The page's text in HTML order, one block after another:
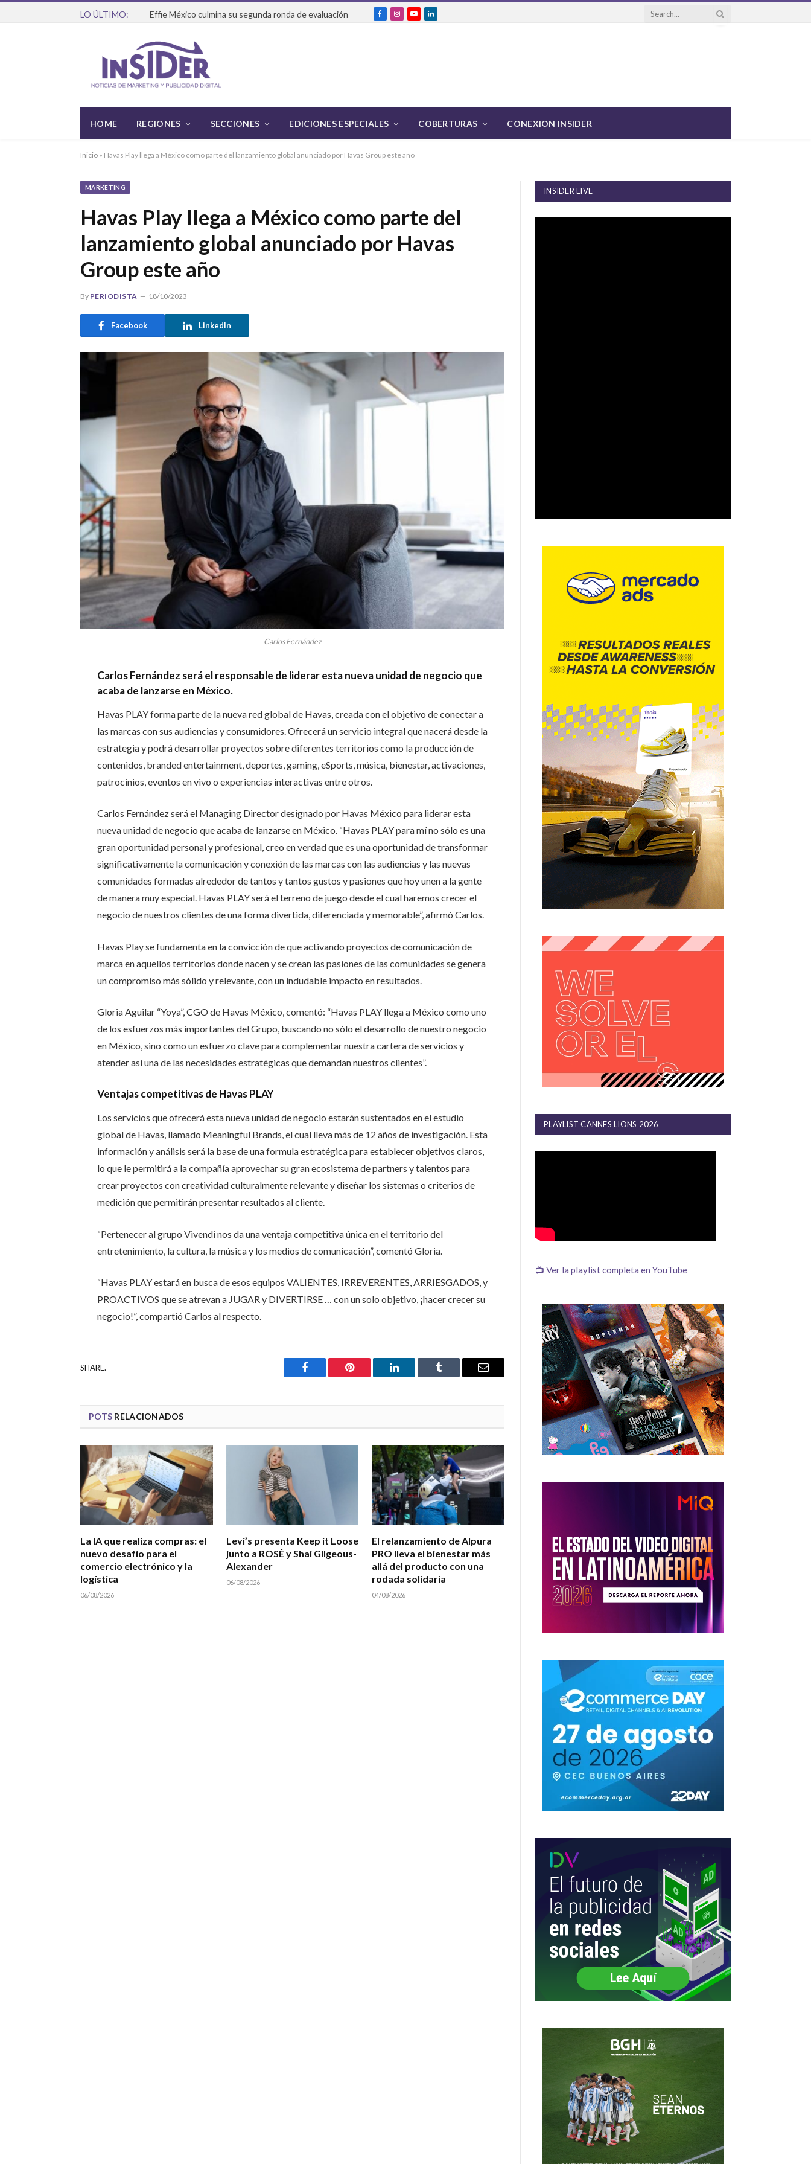
LO ÚLTIMO: Effie México culmina su segunda ronda de evaluación
FacebookInstagram
YouTubeLinkedIn
HOME REGIONES SECCIONES EDICIONES ESPECIALES COBERTURAS CONEXION INSIDER
Inicio » Havas Play llega a México como parte del lanzamiento global anunciado por Havas Group este año
MARKETING
Havas Play llega a México como parte del
lanzamiento global anunciado por Havas
Group este año
By PERIODISTA 18/10/2023
Facebook LinkedIn
Carlos Fernández
Carlos Fernández será el responsable de liderar esta nueva unidad de negocio que
acaba de lanzarse en México.
Havas PLAY forma parte de la nueva red global de Havas, creada con el objetivo de conectar a
las marcas con sus audiencias y consumidores. Ofrecerá un servicio integral que nacerá desde la
estrategia y podrá desarrollar proyectos sobre diferentes territorios como la producción de
contenidos, branded entertainment, deportes, gaming, eSports, música, bienestar, activaciones,
patrocinios, eventos en vivo o experiencias interactivas entre otros.
Carlos Fernández será el Managing Director designado por Havas México para liderar esta
nueva unidad de negocio que acaba de lanzarse en México. “Havas PLAY para mí no sólo es una
gran oportunidad personal y profesional, creo en verdad que es una oportunidad de transformar
significativamente la comunicación y conexión de las marcas con las audiencias y las nuevas
comunidades formadas alrededor de tantos y tantos gustos y pasiones que hoy unen a la gente
de manera muy especial. Havas PLAY será el terreno de juego desde el cual haremos crecer el
negocio de nuestros clientes de una forma divertida, diferenciada y memorable”, afirmó Carlos.
Havas Play se fundamenta en la convicción de que activando proyectos de comunicación de
marca en aquellos territorios donde nacen y se crean las pasiones de las comunidades se genera
un compromiso más sólido y relevante, con un indudable impacto en resultados.
Gloria Aguilar “Yoya”, CGO de Havas México, comentó: “Havas PLAY llega a México como uno
de los esfuerzos más importantes del Grupo, buscando no sólo el desarrollo de nuestro negocio
en México, sino como un esfuerzo clave para complementar nuestra cartera de servicios y
atender así una de las necesidades estratégicas que demandan nuestros clientes”.
Ventajas competitivas de Havas PLAY
Los servicios que ofrecerá esta nueva unidad de negocio estarán sustentados en el estudio
global de Havas, llamado Meaningful Brands, el cual lleva más de 12 años de investigación. Esta
información y análisis será la base de una formula estratégica para establecer objetivos claros,
lo que le permitirá a la compañía aprovechar su gran ecosistema de partners y talentos para
crear proyectos con creatividad culturalmente relevante y diseñar los sistemas o criterios de
medición que permitirán presentar resultados al cliente.
“Pertenecer al grupo Vivendi nos da una ventaja competitiva única en el territorio del
entretenimiento, la cultura, la música y los medios de comunicación”, comentó Gloria.
“Havas PLAY estará en busca de esos equipos VALIENTES, IRREVERENTES, ARRIESGADOS, y
PROACTIVOS que se atrevan a JUGAR y DIVERTIRSE … con un solo objetivo, ¡hacer crecer su
negocio!”, compartió Carlos al respecto.
SHARE.
Facebook Pinterest LinkedIn Tumblr Email
POTS RELACIONADOS
La IA que realiza compras: el
nuevo desafío para el
comercio electrónico y la
logística
06/08/2026
Levi’s presenta Keep it Loose
junto a ROSÉ y Shai Gilgeous-
Alexander
06/08/2026
El relanzamiento de Alpura
PRO lleva el bienestar más
allá del producto con una
rodada solidaria
04/08/2026
INSIDER LIVE
PLAYLIST CANNES LIONS 2026
📺 Ver la playlist completa en YouTube